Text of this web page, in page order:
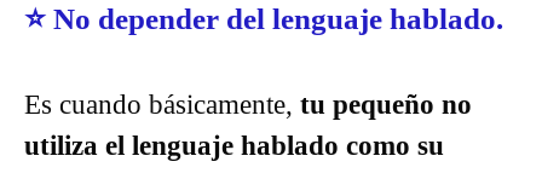
⭐ No depender del lenguaje hablado.
Es cuando básicamente, tu pequeño no
utiliza el lenguaje hablado como su